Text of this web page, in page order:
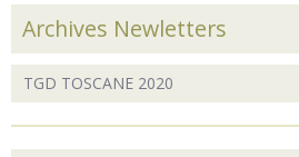
Archives Newletters